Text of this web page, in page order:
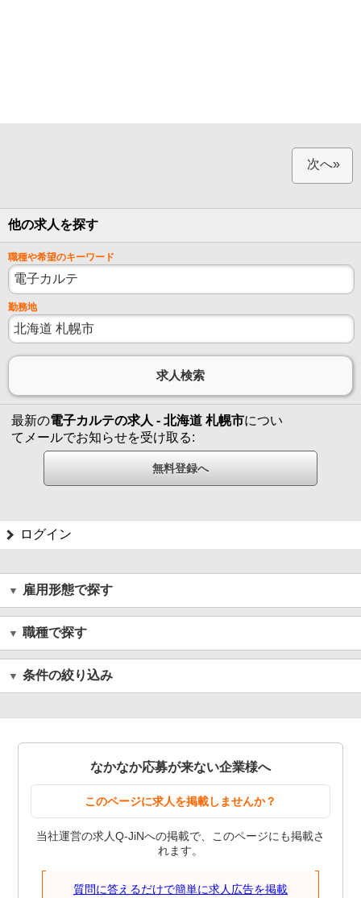
次へ»
他の求人を探す
職種や希望のキーワード
勤務地
最新の電子カルテの求人 - 北海道 札幌市につい
てメールでお知らせを受け取る:
ログイン
雇用形態で探す
職種で探す
条件の絞り込み
なかなか応募が来ない企業様へ
このページに求人を掲載しませんか？
当社運営の求人Q-JiNへの掲載で、このページにも掲載さ
れます。
質問に答えるだけで簡単に求人広告を掲載